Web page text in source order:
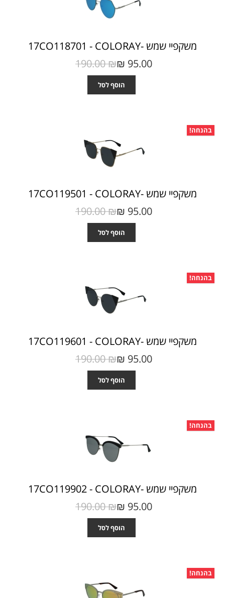
משקפיי שמש -17CO118701 - COLORAY
95.00 ₪‎
190.00 ₪‎
הוסף לסל
בהנחה!
משקפיי שמש -17CO119501 - COLORAY
95.00 ₪‎
190.00 ₪‎
הוסף לסל
בהנחה!
משקפיי שמש -17CO119601 - COLORAY
95.00 ₪‎
190.00 ₪‎
הוסף לסל
בהנחה!
משקפיי שמש -17CO119902 - COLORAY
95.00 ₪‎
190.00 ₪‎
הוסף לסל
בהנחה!